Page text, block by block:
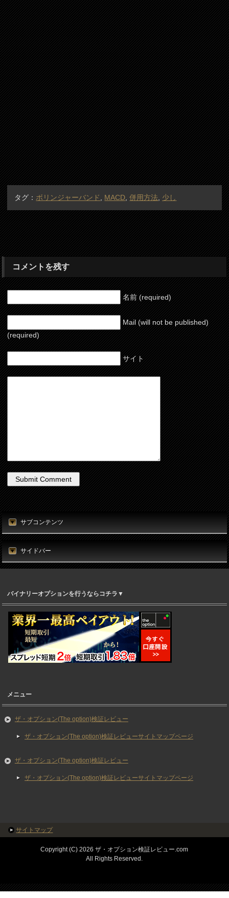
タグ： ボリンジャーバンド MACD ,併用方法 少し
コメントを残す
名前 (required)
Mail (will not be published)
(required)
サイト
サブコンテンツ
サイドバー
バイナリーオプションを行うならコチラ▼
メニュー
ザ・オプション(The option)検証レビュー
ザ・オプション(The option)検証レビューサイトマップページ
ザ・オプション(The option)検証レビュー
ザ・オプション(The option)検証レビューサイトマップページ
サイトマップ
Copyright (C) 2026 ザ・オプション検証レビュー.com
All Rights Reserved.